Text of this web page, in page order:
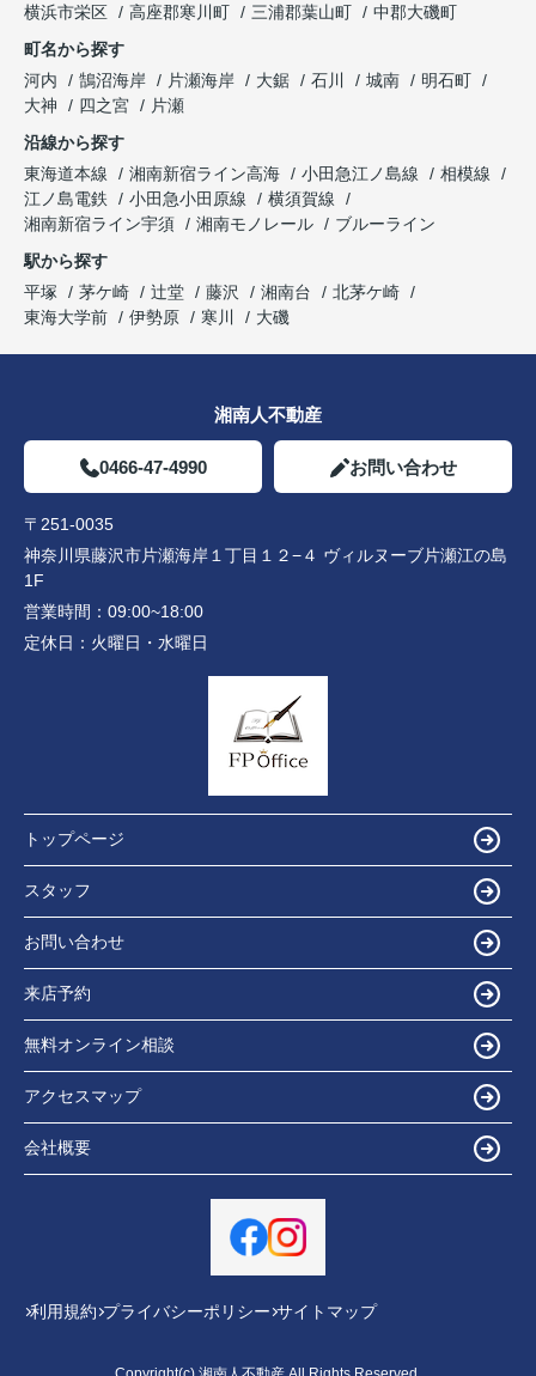
横浜市栄区
高座郡寒川町 三浦郡葉山町
中郡大磯町
町名から探す
河内
鵠沼海岸 片瀬海岸 大鋸 石川 城南
明石町
大神
四之宮
片瀬
沿線から探す
東海道本線
湘南新宿ライン高海 小田急江ノ島線
相模線
江ノ島電鉄
小田急小田原線
横須賀線
湘南新宿ライン宇須
湘南モノレール
ブルーライン
駅から探す
平塚
茅ケ崎 辻堂 藤沢 湘南台
北茅ケ崎
東海大学前
伊勢原 寒川 大磯
湘南人不動産
0466-47-4990 お問い合わせ
〒251-0035
神奈川県藤沢市片瀬海岸１丁目１２−４ ヴィルヌーブ片瀬江の島
1F
営業時間： 09:00~18:00
定休日： 火曜日・水曜日
トップページ
スタッフ
お問い合わせ
来店予約
無料オンライン相談
アクセスマップ
会社概要
利用規約 プライバシーポリシー サイトマップ